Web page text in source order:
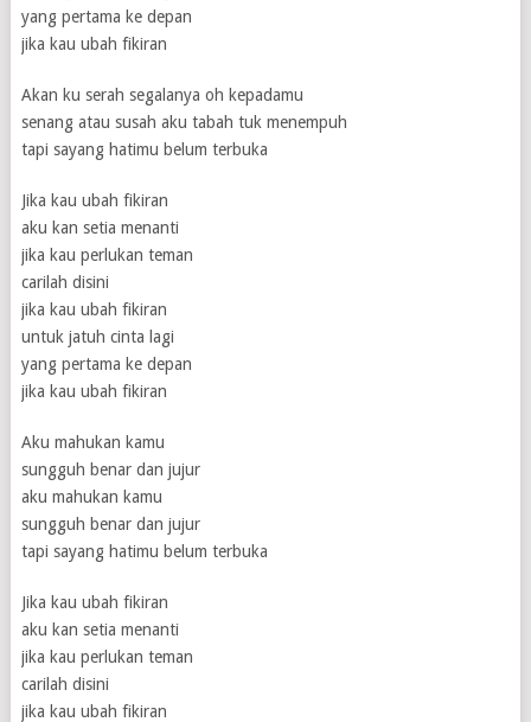
yang pertama ke depan
jika kau ubah fikiran
Akan ku serah segalanya oh kepadamu
senang atau susah aku tabah tuk menempuh
tapi sayang hatimu belum terbuka
Jika kau ubah fikiran
aku kan setia menanti
jika kau perlukan teman
carilah disini
jika kau ubah fikiran
untuk jatuh cinta lagi
yang pertama ke depan
jika kau ubah fikiran
Aku mahukan kamu
sungguh benar dan jujur
aku mahukan kamu
sungguh benar dan jujur
tapi sayang hatimu belum terbuka
Jika kau ubah fikiran
aku kan setia menanti
jika kau perlukan teman
carilah disini
jika kau ubah fikiran